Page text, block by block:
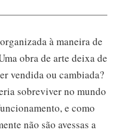
à maneira de
obra de arte deixa de
vendida ou cambiada?
sobreviver no mundo
e como
não são avessas a